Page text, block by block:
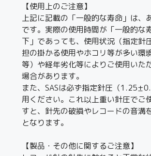
【使用上のご注意】
上記に記載の「一般的な寿命」は、
です。実際の使用時間が「一般的な
下」であっても、使用状況（指定針
担の掛かる使用やホコリ等が多い環
等）や経年劣化等によりご使用いた
場合があります。
また、SASは必ず指定針圧（
用ください。これ以上重い針圧でご
すと、針先の破損やレコードの音溝
となります。
【製品・その他に関するご注意】